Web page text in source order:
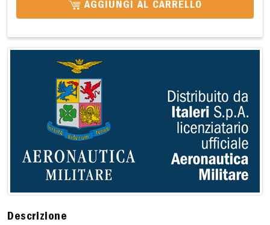
AGGIUNGI AL CARRELLO
Descrizione